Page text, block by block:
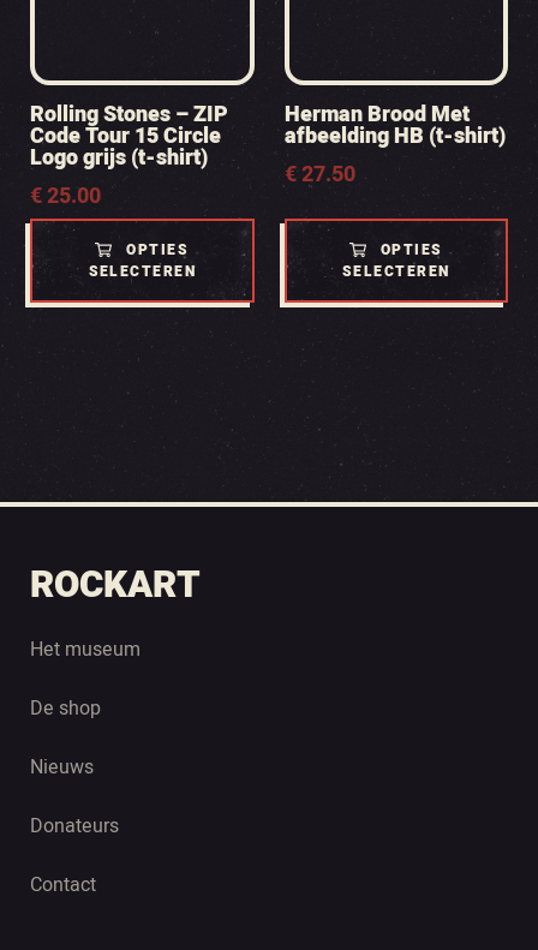
Rolling Stones – ZIP
Code Tour 15 Circle
Logo grijs (t-shirt)
€25.00
OPTIES
SELECTEREN
Herman Brood Met
afbeelding HB (t-shirt)
€27.50
OPTIES
SELECTEREN
ROCKART
Het museum
De shop
Nieuws
Donateurs
Contact